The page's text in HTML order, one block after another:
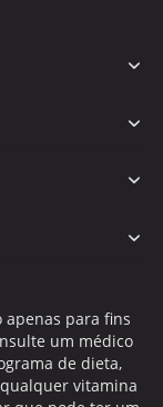
apenas para fins
um médico
de dieta,
vitamina